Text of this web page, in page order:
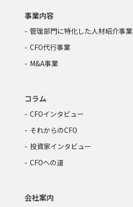
事業内容
管理部門に特化した人材紹介事業
CFO代行事業
M&A事業
コラム
CFOインタビュー
それからのCFO
投資家インタビュー
CFOへの道
会社案内